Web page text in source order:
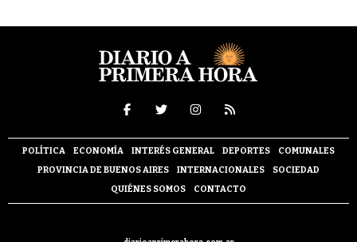
POLÍTICA ECONOMÍA INTERÉS GENERAL DEPORTES
COMUNALES
PROVINCIA DE BUENOS AIRES
INTERNACIONALES
SOCIEDAD
QUIÉNES SOMOS
CONTACTO